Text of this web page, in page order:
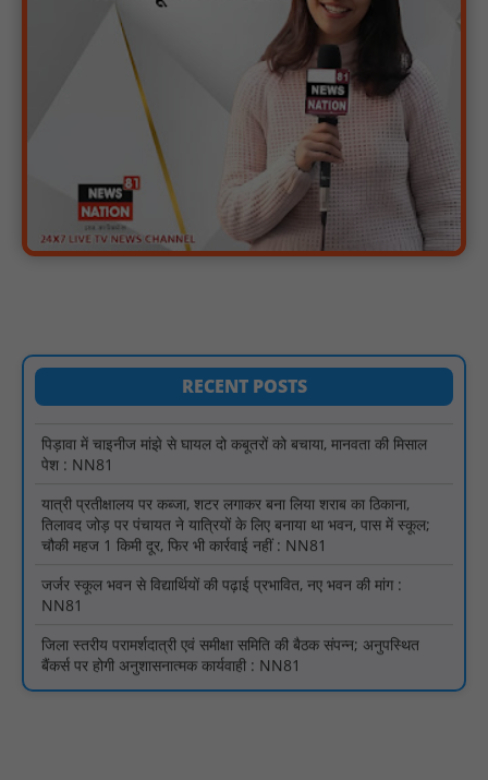
RECENT POSTS
स्वतंत्रता दिवस मुख्य समारोह आयोजन के लिए अधिकारियों को दी गई
जिम्मेदारी : NN81
AVVNL के 6 तकनीकी कार्मिकों को हटाने से बिजली व्यवस्था ठप, सौंपा ज्ञापन
मां थाने में प्रेमी के साथ बैठी रही... सड़क पर तड़पती रही 5 साल की बेटी!
मैनपुरी की घटना ने झकझोर दिया : NN81
दुर्गुकोंदल में स्वास्थ्य सेवाओं को लेकर ज्ञापन, ब्लड बैंक और अल्ट्रासाउंड की
प्रमुख मांग : NN81
हर घर तक स्वच्छ पेयजल पहुंचाना सरकार की प्राथमिकता: विधायक
पिड़ावा में चाइनीज मांझे से घायल दो कबूतरों को बचाया, मानवता की मिसाल
तिलावद जोड़ पर पंचायत ने यात्रियों के लिए बनाया था भवन, पास में स्कूल;
चौकी महज 1 किमी दूर, फिर भी कार्रवाई नहीं : NN81
जर्जर स्कूल भवन से विद्यार्थियों की पढ़ाई प्रभावित, नए भवन की मांग :
NN81
जिला स्तरीय परामर्शदात्री एवं समीक्षा समिति की बैठक संपन्न; अनुपस्थित
बैंकर्स पर होगी अनुशासनात्मक कार्यवाही : NN81
स्वतंत्रता दिवस मुख्य समारोह आयोजन के लिए अधिकारियों को दी गई
जिम्मेदारी : NN81
AVVNL के 6 तकनीकी कार्मिकों को हटाने से बिजली व्यवस्था ठप, सौंपा ज्ञापन